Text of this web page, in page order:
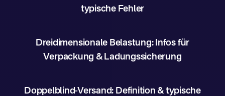
typische Fehler
Dreidimensionale Belastung: Infos für
Verpackung & Ladungssicherung
Doppelblind-Versand: Definition & typische